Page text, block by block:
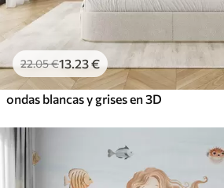
22.05€13 .23€
ondas blancas y grises en 3D